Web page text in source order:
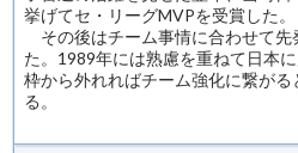
挙げてセ・リーグMVPを受賞した。
その後はチーム事情に合わせて先
た。1989年には熟慮を重ねて日本
枠から外れればチーム強化に繋が
る。